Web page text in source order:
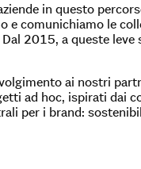
in questo
e comunichiamo le
2015, a queste
ai nostri
ad hoc, ispirati dai
per i brand: